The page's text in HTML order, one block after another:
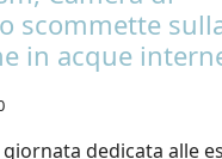
scommette
in acque
giornata dedicata alle